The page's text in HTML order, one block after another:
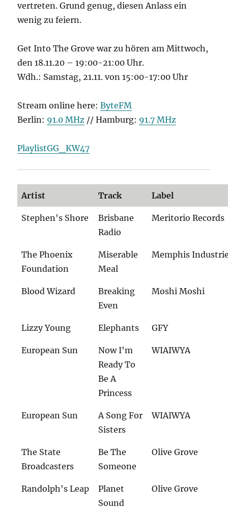
vertreten. Grund genug, diesen Anlass ein
wenig zu feiern.
Get Into The Grove war zu hören am Mittwoch,
den 18.11.20 – 19:00-21:00 Uhr.
Wdh.: Samstag, 21.11. von 15:00-17:00 Uhr
Stream online here:ByteFM
Berlin: 91.0 MHz // Hamburg: 91.7 MHz
PlaylistGG_KW47
Artist Track Label
Stephen's Shore
Brisbane
Radio
Meritorio Records
The Phoenix
Foundation
Miserable
Meal
Memphis
Blood Wizard
Breaking
Even
Moshi Moshi
Lizzy Young Elephants GFY
European Sun
Now I'm
Ready To
Be A
Princess
WIAIWYA
European Sun
A Song For
Sisters
WIAIWYA
The State
Broadcasters
Be The
Someone
Olive Grove
Randolph's Leap
Planet
Sound
Olive Grove